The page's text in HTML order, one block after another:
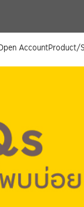
AccountProduct/